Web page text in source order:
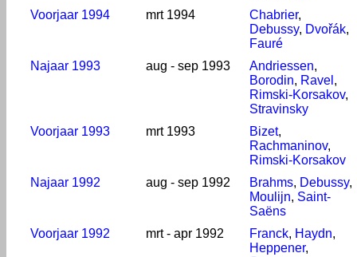
Voorjaar 1994
mrt 1994 Chabrier,
Debussy, Dvořák,
Fauré
Najaar 1993
aug - sep 1993 Andriessen,
Borodin, Ravel ,
Rimski-Korsakov,
Stravinsky
Voorjaar 1993
mrt 1993 Bizet,
Rachmaninov,
Rimski-Korsakov
Najaar 1992
aug - sep 1992 Brahms, Debussy,
Moulijn, Saint-
Saëns
Voorjaar 1992
mrt - apr 1992 Franck, Haydn,
Heppener,